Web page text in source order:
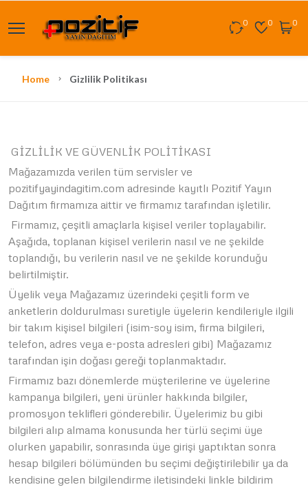
0 0 0
Home Gizlilik Politikası
GİZLİLİK VE GÜVENLİK POLİTİKASI
Mağazamızda verilen tüm servisler ve
pozitifyayindagitim.com adresinde kayıtlı Pozitif Yayın
Dağıtım firmamıza aittir ve firmamız tarafından işletilir.
Firmamız, çeşitli amaçlarla kişisel veriler toplayabilir.
Aşağıda, toplanan kişisel verilerin nasıl ve ne şekilde
toplandığı, bu verilerin nasıl ve ne şekilde korunduğu
belirtilmiştir.
Üyelik veya Mağazamız üzerindeki çeşitli form ve
anketlerin doldurulması suretiyle üyelerin kendileriyle ilgili
bir takım kişisel bilgileri (isim-soy isim, firma bilgileri,
telefon, adres veya e-posta adresleri gibi) Mağazamız
tarafından işin doğası gereği toplanmaktadır.
Firmamız bazı dönemlerde müşterilerine ve üyelerine
kampanya bilgileri, yeni ürünler hakkında bilgiler,
promosyon teklifleri gönderebilir. Üyelerimiz bu gibi
bilgileri alıp almama konusunda her türlü seçimi üye
olurken yapabilir, sonrasında üye girişi yaptıktan sonra
hesap bilgileri bölümünden bu seçimi değiştirilebilir ya da
kendisine gelen bilgilendirme iletisindeki linkle bildirim